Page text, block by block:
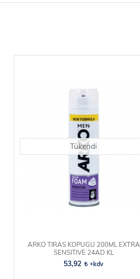
Tükendi
ARKO TIRAS KOPUGU 200ML EXTRA
SENSITIVE 24AD KL
53,92 +kdv